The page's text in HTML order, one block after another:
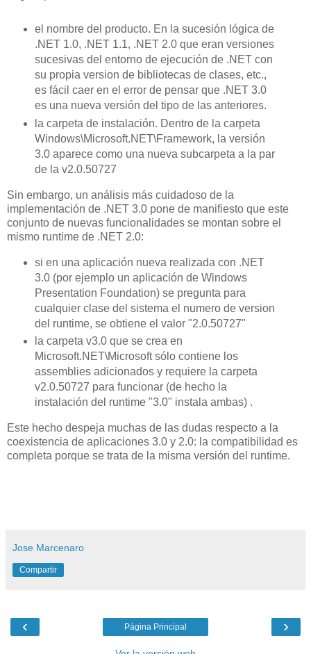
el nombre del producto. En la sucesión lógica de
.NET 1.0, .NET 1.1, .NET 2.0 que eran versiones
sucesivas del entorno de ejecución de .NET con
su propia version de bibliotecas de clases, etc.,
es fácil caer en el error de pensar que .NET 3.0
es una nueva versión del tipo de las anteriores.
la carpeta de instalación. Dentro de la carpeta
Windows\Microsoft.NET\Framework, la versión
3.0 aparece como una nueva subcarpeta a la par
de la v2.0.50727
Sin embargo, un análisis más cuidadoso de la
implementación de .NET 3.0 pone de manifiesto que este
conjunto de nuevas funcionalidades se montan sobre el
mismo runtime de .NET 2.0:
si en una aplicación nueva realizada con .NET
3.0 (por ejemplo un aplicación de Windows
Presentation Foundation) se pregunta para
cualquier clase del sistema el numero de version
del runtime, se obtiene el valor "2.0.50727"
la carpeta v3.0 que se crea en
Microsoft.NET\Microsoft sólo contiene los
assemblies adicionados y requiere la carpeta
v2.0.50727 para funcionar (de hecho la
instalación del runtime "3.0" instala ambas) .
Este hecho despeja muchas de las dudas respecto a la
coexistencia de aplicaciones 3.0 y 2.0: la compatibilidad es
completa porque se trata de la misma versión del runtime.
Jose Marcenaro
Compartir
‹ ›
Página Principal